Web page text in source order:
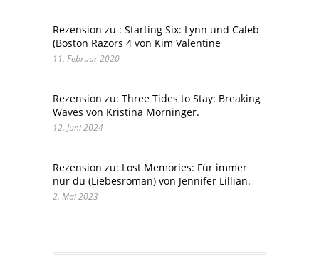
Rezension zu : Starting Six: Lynn und Caleb
(Boston Razors 4 von Kim Valentine
11. Februar 2020
Rezension zu: Three Tides to Stay: Breaking
Waves von Kristina Morninger.
12. Juni 2024
Rezension zu: Lost Memories: Für immer
nur du (Liebesroman) von Jennifer Lillian.
2. Mai 2023